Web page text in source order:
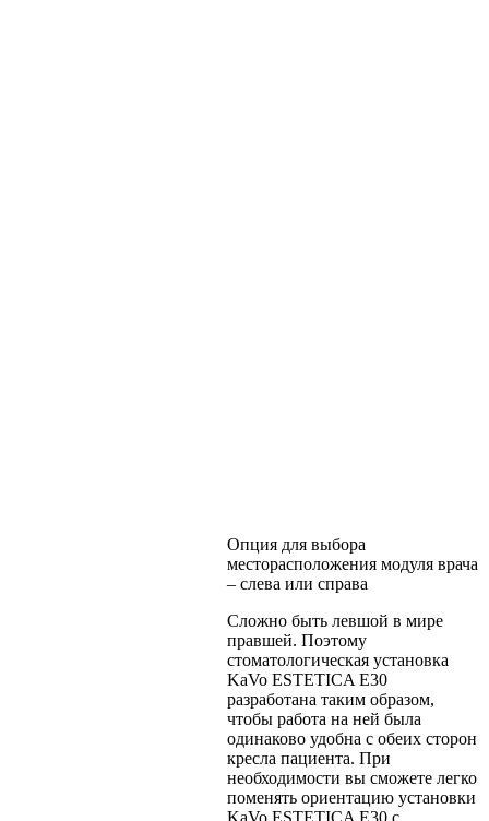
Опция для выбора
месторасположения модуля врача
– слева или справа
Сложно быть левшой в мире
правшей. Поэтому
стоматологическая установка
KaVo ESTETICA E30
разработана таким образом,
чтобы работа на ней была
одинаково удобна с обеих сторон
кресла пациента. При
необходимости вы сможете легко
поменять ориентацию установки
KaVo ESTETICA E30 с